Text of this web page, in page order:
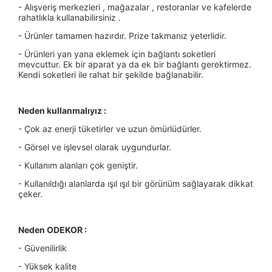
- Alışveriş merkezleri , mağazalar , restoranlar ve kafelerde
rahatlıkla kullanabilirsiniz .
- Ürünler tamamen hazırdır. Prize takmanız yeterlidir.
- Ürünleri yan yana eklemek için bağlantı soketleri
mevcuttur. Ek bir aparat ya da ek bir bağlantı gerektirmez.
Kendi soketleri ile rahat bir şekilde bağlanabilir.
Neden kullanmalıyız :
- Çok az enerji tüketirler ve uzun ömürlüdürler.
- Görsel ve işlevsel olarak uygundurlar.
- Kullanım alanları çok geniştir.
- Kullanıldığı alanlarda ışıl ışıl bir görünüm sağlayarak dikkat
çeker.
Neden ODEKOR :
- Güvenilirlik
- Yüksek kalite